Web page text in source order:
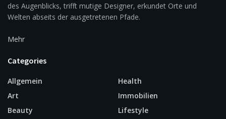
des Augenblicks, trifft mutige Designer, erkundet Orte und
Welten abseits der ausgetretenen Pfade.
Mehr
Categories
Allgemein
Art
Beauty
Health
Immobilien
Lifestyle